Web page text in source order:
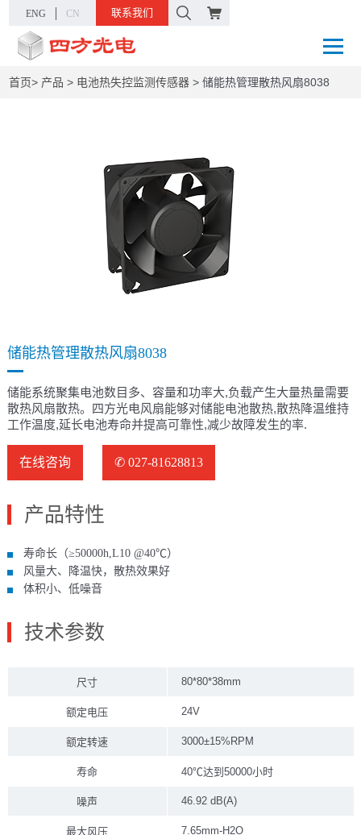
ENG CN 联系我们
首页> 产品 > 电池热失控监测传感器 >储能热管理散热风扇8038
储能热管理散热风扇8038
储能系统聚集电池数目多、容量和功率大,负载产生大量热量需要
散热风扇散热。四方光电风扇能够对储能电池散热,散热降温维持
工作温度,延长电池寿命并提高可靠性,减少故障发生的率.
在线咨询 ✆ 027-81628813
产品特性
寿命长（≥50000h,L10 @40℃）
风量大、降温快，散热效果好
体积小、低噪音
技术参数
尺寸 80*80*38mm
额定电压 24V
额定转速 3000±15%RPM
寿命 40℃达到50000小时
噪声 46.92 dB(A)
最大风压 7.65mm-H2O